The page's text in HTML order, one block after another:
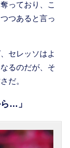
っており、こ
つあると言っ
セレッソはよ
るのだが、そ
だ。
ら…」